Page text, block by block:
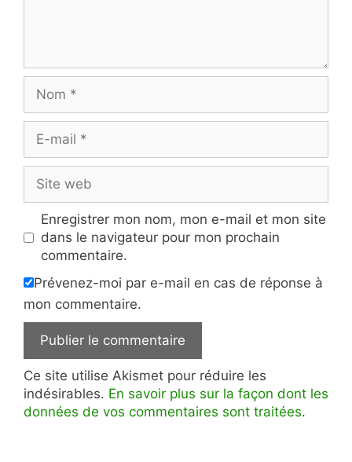
mail
web
Enregistrer mon nom, mon e-mail et mon site
dans le navigateur pour mon prochain
commentaire.
Prévenez-moi par e-mail en cas de réponse à
mon commentaire.
Ce site utilise Akismet pour réduire les
indésirables. En savoir plus sur la façon dont les
données de vos commentaires sont traitées.